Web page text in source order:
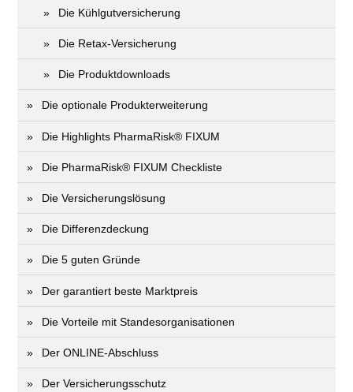
Die Kühlgutversicherung
Die Retax-Versicherung
Die Produktdownloads
Die optionale Produkterweiterung
Die Highlights PharmaRisk® FIXUM
Die PharmaRisk® FIXUM Checkliste
Die Versicherungslösung
Die Differenzdeckung
Die 5 guten Gründe
Der garantiert beste Marktpreis
Die Vorteile mit Standesorganisationen
Der ONLINE-Abschluss
Der Versicherungsschutz